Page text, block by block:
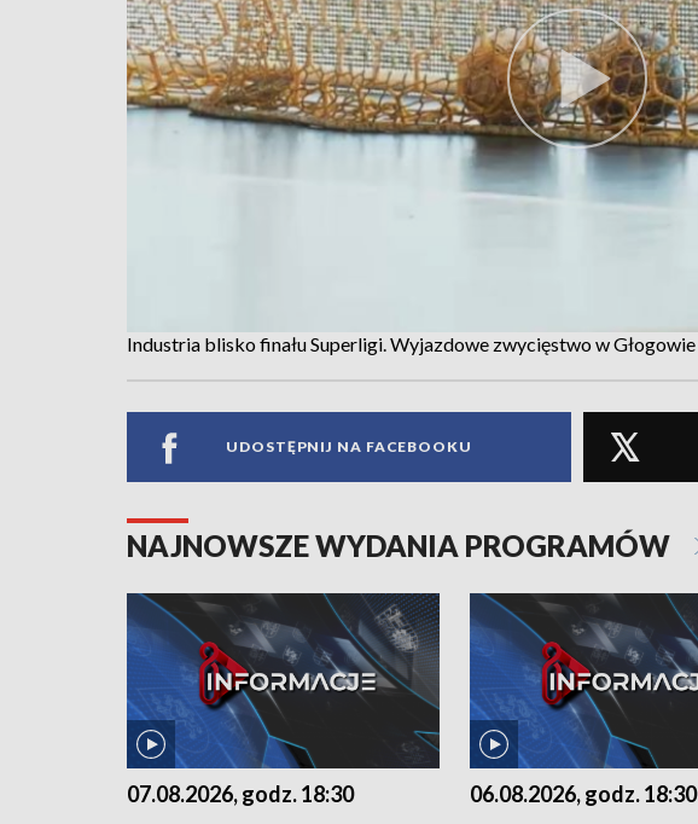
Industria blisko finału Superligi. Wyjazdowe zwycięstwo w Głogowie
UDOSTĘPNIJ NA FACEBOOKU
NAJNOWSZE WYDANIA PROGRAMÓW
07.08.2026, godz. 18:30 06.08.2026, godz. 18:30